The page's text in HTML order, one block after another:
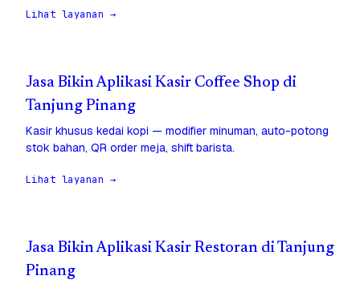
Lihat layanan →
Jasa Bikin Aplikasi Kasir Coffee Shop di
Tanjung Pinang
Kasir khusus kedai kopi — modifier minuman, auto-potong
stok bahan, QR order meja, shift barista.
Lihat layanan →
Jasa Bikin Aplikasi Kasir Restoran di Tanjung
Pinang